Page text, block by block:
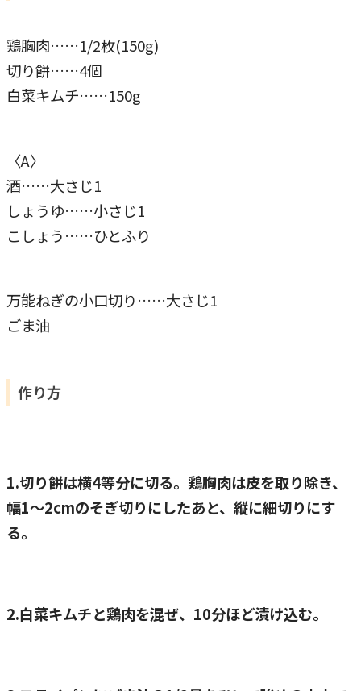
鶏胸肉……1/2枚(150g)
切り餅……4個
白菜キムチ……150g
〈A〉
酒……大さじ1
しょうゆ……小さじ1
こしょう……ひとふり
万能ねぎの小口切り……大さじ1
ごま油
作り方
1.切り餅は横4等分に切る。鶏胸肉は皮を取り除き、
幅1〜2cmのそぎ切りにしたあと、縦に細切りにす
る。
2.白菜キムチと鶏肉を混ぜ、10分ほど漬け込む。